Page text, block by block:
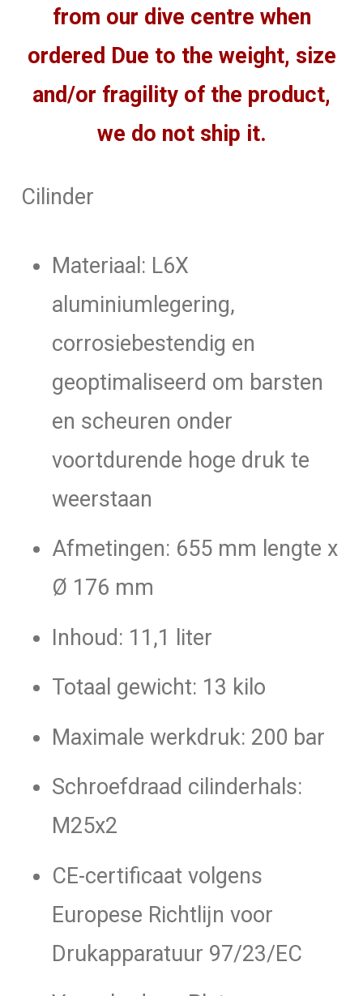
from our dive centre when
ordered Due to the weight, size
and/or fragility of the product,
we do not ship it.
Cilinder
Materiaal: L6X
aluminiumlegering,
corrosiebestendig en
geoptimaliseerd om barsten
en scheuren onder
voortdurende hoge druk te
weerstaan
Afmetingen: 655 mm lengte x
Ø 176 mm
Inhoud: 11,1 liter
Totaal gewicht: 13 kilo
Maximale werkdruk: 200 bar
Schroefdraad cilinderhals:
M25x2
CE-certificaat volgens
Europese Richtlijn voor
Drukapparatuur 97/23/EC